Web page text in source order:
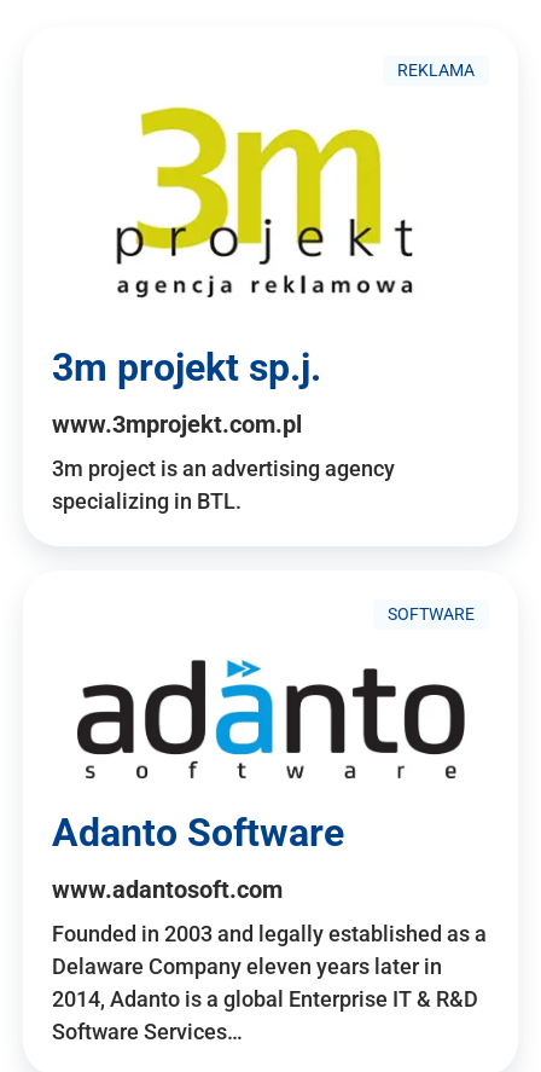
REKLAMA
3m projekt sp.j.
www.3mprojekt.com.pl
3m project is an advertising agency
specializing in BTL.
SOFTWARE
Adanto Software
www.adantosoft.com
Founded in 2003 and legally established as a
Delaware Company eleven years later in
2014, Adanto is a global Enterprise IT & R&D
Software Services…